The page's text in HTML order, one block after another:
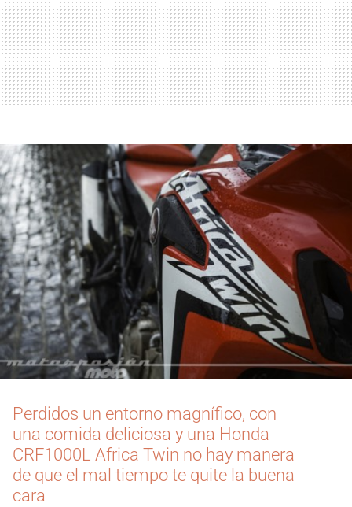
Perdidos un entorno magnífico, con
una comida deliciosa y una Honda
CRF1000L Africa Twin no hay manera
de que el mal tiempo te quite la buena
cara